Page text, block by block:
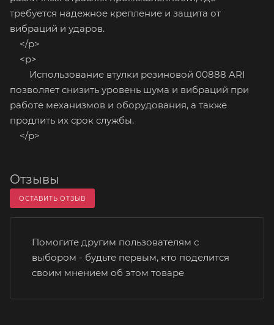
требуется надежное крепление и защита от
вибраций и ударов.
</p>
<p>
Использование втулки резиновой 00888 ARI
позволяет снизить уровень шума и вибраций при
работе механизмов и оборудования, а также
продлить их срок службы.
</p>
Отзывы
ОСТАВИТЬ ОТЗЫВ
Помогите другим пользователям с
выбором - будьте первым, кто поделится
своим мнением об этом товаре